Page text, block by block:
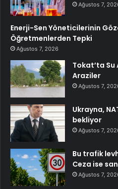
Ağustos 7,
Enerji-Sen Yöneticilerinin
Öğretmenlerden Tepki
Ağustos 7, 2026
Tokat’ta Su
Araziler
Ağustos 7,
Ukrayna,
bekliyor
Ağustos 7,
Bu trafik
Ceza ise
Ağustos 7,